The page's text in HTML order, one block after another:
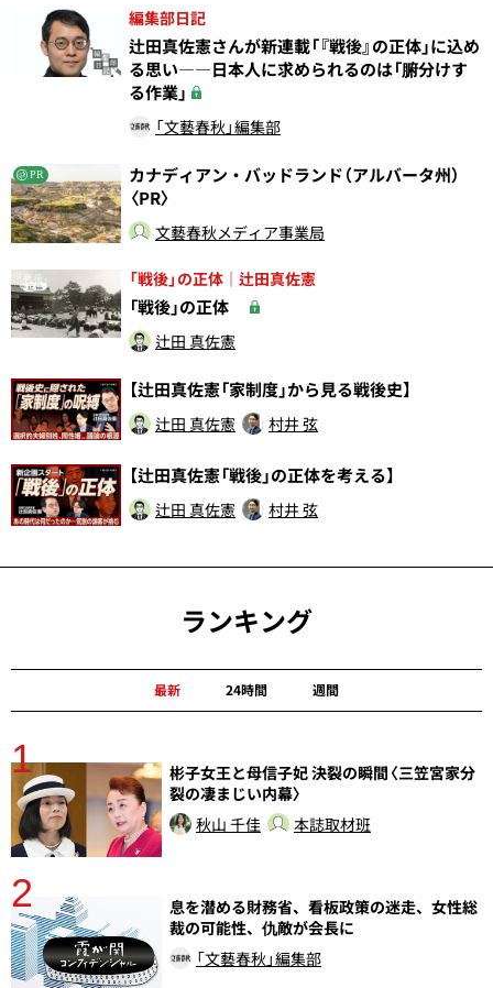
編集部日記
辻田真佐憲さんが新連載「『戦後』の正体」に込め
る思い――日本人に求められるのは「腑分けす
る作業」
「文藝春秋」編集部
PR
カナディアン・バッドランド（アルバータ州）
〈PR〉
文藝春秋メディア事業局
「戦後」の正体｜辻田真佐憲
「戦後」の正体
辻田 真佐憲
【辻田真佐憲「家制度」から見る戦後史】
辻田 真佐憲 村井 弦
【辻田真佐憲「戦後」の正体を考える】
辻田 真佐憲 村井 弦
ランキング
最新 24時間 週間
1
彬子女王と母信子妃 決裂の瞬間〈三笠宮家分
裂の凄まじい内幕〉
秋山 千佳
本誌取材班
2
息を潜める財務省、看板政策の迷走、女性総
裁の可能性、仇敵が会長に
「文藝春秋」編集部